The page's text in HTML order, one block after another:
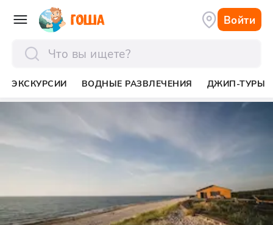
Войти
ЭКСКУРСИИ ВОДНЫЕ РАЗВЛЕЧЕНИЯ ДЖИП-ТУРЫ